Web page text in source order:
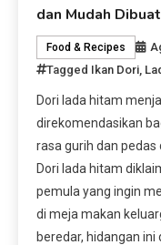
dan Mudah
Food & Recipes
Tagged Ikan Dori
Dori lada hitam
direkomendasikan
rasa gurih dan pedas
Dori lada hitam
pemula yang ingin
di meja makan
beredar, hidangan ini